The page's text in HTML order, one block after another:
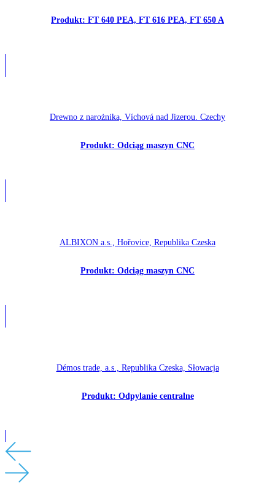
Produkt: FT 640 PEA, FT 616 PEA, FT 650 A
Drewno z narożnika, Víchová nad Jizerou. Czechy
Produkt: Odciąg maszyn CNC
ALBIXON a.s., Hořovice, Republika Czeska
Produkt: Odciąg maszyn CNC
Démos trade, a.s., Republika Czeska, Słowacja
Produkt: Odpylanie centralne